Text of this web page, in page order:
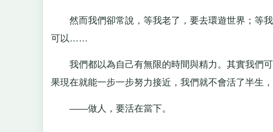
然而我們卻常說，等我老了，要去環遊世界；等我
可以……
我們都以為自己有無限的時間與精力。其實我們可
果現在就能一步一步努力接近，我們就不會活了半生
——做人，要活在當下。